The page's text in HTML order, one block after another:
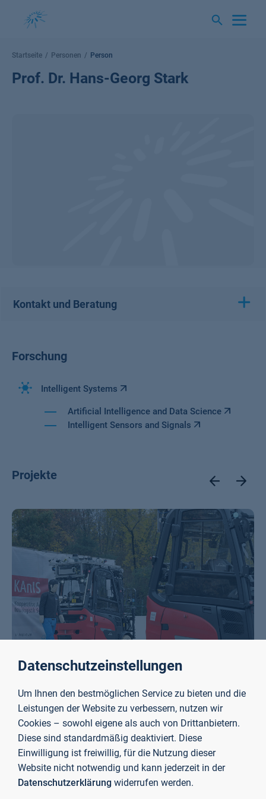
Startseite Personen Person
Prof. Dr. Hans-Georg Stark
Kontakt und Beratung
Forschung
Intelligent Systems
Artificial Intelligence and Data Science
Intelligent Sensors and Signals
Projekte
KAnIS: Kooperative Autonome Intralogistik Systeme
Verbesserung der Effizienz von intralogistischen Prozessen
durch kooperative autonome Flurförderzeuge.
Mehr erfahren
Datenschutzeinstellungen
Um Ihnen den bestmöglichen Service zu bieten und die
Leistungen der Website zu verbessern, nutzen wir
Cookies – sowohl eigene als auch von Drittanbietern.
Diese sind standardmäßig deaktiviert. Diese
Einwilligung ist freiwillig, für die Nutzung dieser
Website nicht notwendig und kann jederzeit in der
Datenschutzerklärung widerrufen werden.